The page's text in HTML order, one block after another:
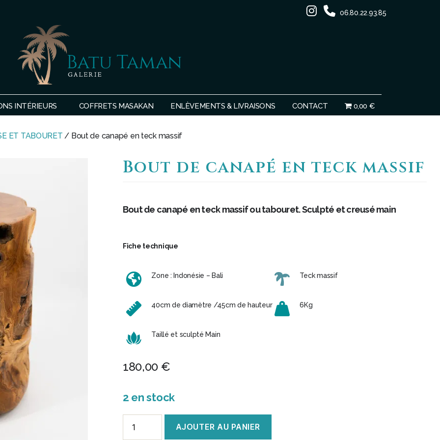
06.80.22.93.85
BATU
TAMAN
INTÉRIEURS COFFRETS MASAKAN ENLÈVEMENTS & LIVRAISONS CONTACT 0,00 €
ET TABOURET / Bout de canapé en teck massif
Bout de canapé en teck massif
Bout de canapé en teck massif ou tabouret. Sculpté et creusé main
Fiche technique
Zone : Indonésie – Bali
40cm de diamètre /45cm de hauteur
Taillé et sculpté Main
Teck massif
6Kg
180,00 €
2 en stock
AJOUTER AU PANIER